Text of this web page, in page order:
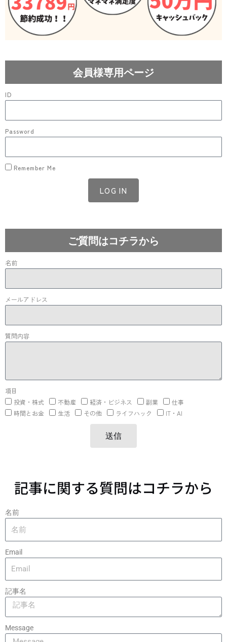
会員様専用ページ
ID
Password
Remember Me
LOG IN
ご質問はコチラから
名前
メールアドレス
質問内容
項目
投資・株式
不動産 経済・ビジネス 副業
仕事
時間とお金
生活 その他 ライフハック IT・AI
送信
記事に関する質問はコチラから
名前
Email
記事名
Message